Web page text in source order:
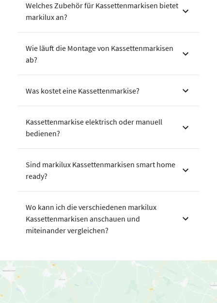
Welches Zubehör für Kassettenmarkisen bietet
markilux an?
Wie läuft die Montage von Kassettenmarkisen
ab?
Was kostet eine Kassettenmarkise?
Kassettenmarkise elektrisch oder manuell
bedienen?
Sind markilux Kassettenmarkisen smart home
ready?
Wo kann ich die verschiedenen markilux
Kassettenmarkisen anschauen und
miteinander vergleichen?